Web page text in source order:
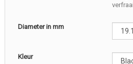
Diameter in mm
Kleur